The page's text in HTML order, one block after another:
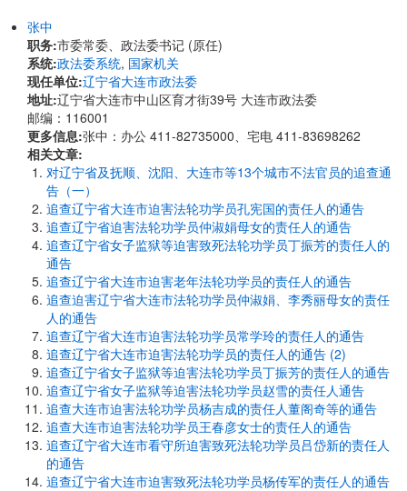
张中
职务:市委常委、政法委书记 (原任)
系统:政法委系统, 国家机关
现任单位:辽宁省大连市政法委
地址:辽宁省大连市中山区育才街39号 大连市政法委
邮编：116001
更多信息:张中：办公 411-82735000、宅电 411-83698262
相关文章:
对辽宁省及抚顺、沈阳、大连市等13个城市不法官员的追查通
告（一）
追查辽宁省大连市迫害法轮功学员孔宪国的责任人的通告
追查辽宁省迫害法轮功学员仲淑娟母女的责任人的通告
追查辽宁省女子监狱等迫害致死法轮功学员丁振芳的责任人的
通告
追查辽宁省大连市迫害老年法轮功学员的责任人的通告
追查迫害辽宁省大连市法轮功学员仲淑娟、李秀丽母女的责任
人的通告
追查辽宁省大连市迫害法轮功学员常学玲的责任人的通告
追查辽宁省大连市迫害法轮功学员的责任人的通告 (2)
追查辽宁省女子监狱等迫害法轮功学员丁振芳的责任人的通告
追查辽宁省女子监狱等迫害法轮功学员赵雪的责任人通告
追查大连市迫害法轮功学员杨吉成的责任人董阁奇等的通告
追查大连市迫害法轮功学员王春彦女士的责任人的通告
追查辽宁省大连市看守所迫害致死法轮功学员吕岱新的责任人
的通告
追查辽宁省大连市迫害致死法轮功学员杨传军的责任人的通告